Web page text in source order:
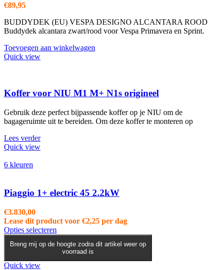
€89,95
BUDDYDEK (EU) VESPA DESIGNO ALCANTARA ROOD
Buddydek alcantara zwart/rood voor Vespa Primavera en Sprint.
Toevoegen aan winkelwagen
Quick view
Koffer voor NIU M1 M+ N1s origineel
Gebruik deze perfect bijpassende koffer op je NIU om de
bagageruimte uit te bereiden. Om deze koffer te monteren op
Lees verder
Quick view
6 kleuren
Piaggio 1+ electric 45 2.2kW
€3.830,00
Lease dit product voor €2,25 per dag
Opties selecteren
product
heeft
meerdere
Breng mij op de hoogte zodra dit artikel weer op
voorraad is
Quick view